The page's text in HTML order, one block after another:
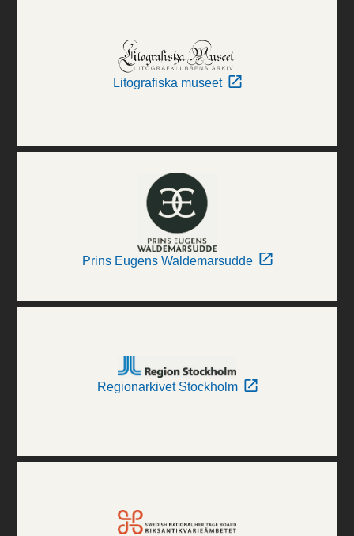
Litografiska museet
Prins Eugens Waldemarsudde
Regionarkivet Stockholm